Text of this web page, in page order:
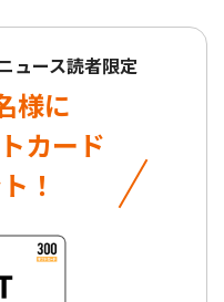
ュース読者限定
様に
カード
！